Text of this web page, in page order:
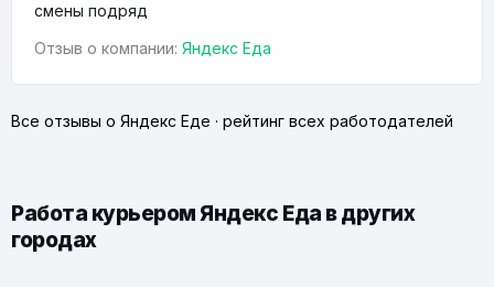
смены подряд
Отзыв о компании: Яндекс Еда
Все отзывы о Яндекс Еде · рейтинг всех работодателей
Работа курьером Яндекс Еда в других
городах